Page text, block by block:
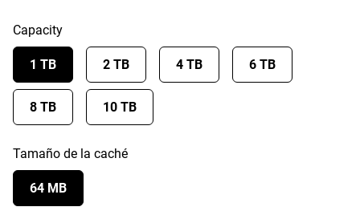
Capacity
1 TB 2 TB 4 TB 6 TB
8 TB 10 TB
Tamaño de la caché
64 MB